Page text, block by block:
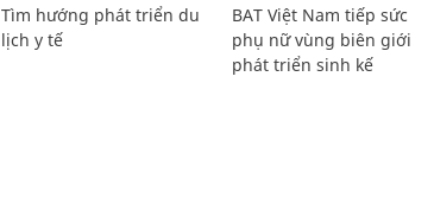
Tìm hướng phát triển du
lịch y tế
BAT Việt Nam tiếp sức
phụ nữ vùng biên giới
phát triển sinh kế